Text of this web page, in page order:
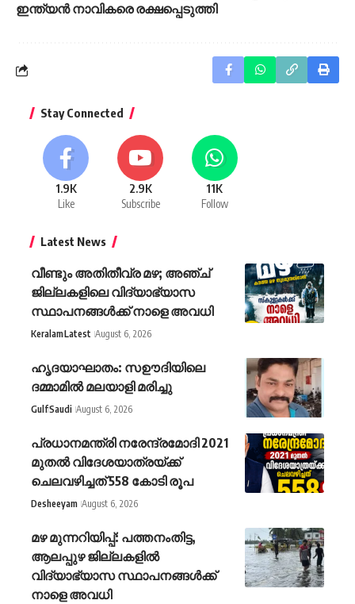
ഇന്ത്യൻ നാവികരെ രക്ഷപ്പെടുത്തി
Stay Connected
1.9K
Like
2.9K
Subscribe
11K
Follow
Latest News
വീണ്ടും അതിതീവ്ര മഴ; അഞ്ച്
ജില്ലകളിലെ വിദ്യാഭ്യാസ
സ്ഥാപനങ്ങൾക്ക് നാളെ അവധി
KeralamLatest August 6, 2026
ഹൃദയാഘാതം: സഊദിയിലെ
ദമ്മാമില്‍ മലയാളി മരിച്ചു
GulfSaudi August 6, 2026
പ്രധാനമന്ത്രി നരേന്ദ്രമോദി 2021
മുതല്‍ വിദേശയാത്രയ്ക്ക്
ചെലവഴിച്ചത് 558 കോടി രൂപ
Desheeyam August 6, 2026
മഴ മുന്നറിയിപ്പ്: പത്തനംതിട്ട,
ആലപ്പുഴ ജില്ലകളിൽ
വിദ്യാഭ്യാസ സ്ഥാപനങ്ങൾക്ക്
നാളെ അവധി